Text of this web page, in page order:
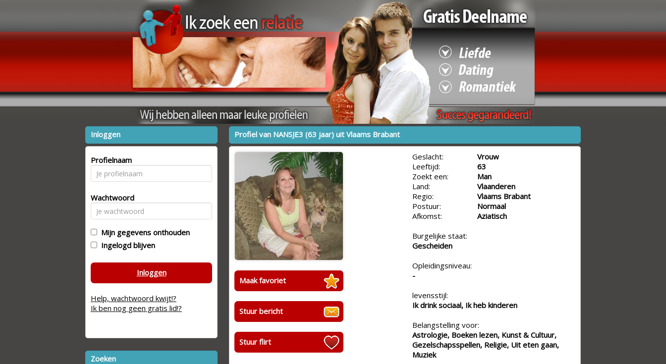
Profiel van NANSJE3 (63 jaar) uit Vlaams Brabant
Maak favoriet
Stuur bericht
Stuur flirt
Geslacht:
Vrouw
Leeftijd:
63
Zoekt een:
Man
Land:
Vlaanderen
Regio:
Vlaams Brabant
Postuur:
Normaal
Afkomst:
Aziatisch
Burgelijke staat:
Gescheiden
Opleidingsniveau:
-
levensstijl:
Ik drink sociaal, Ik heb kinderen
Belangstelling voor:
Astrologie, Boeken lezen, Kunst & Cultuur,
Gezelschapsspellen, Religie, Uit eten gaan,
Muziek
Inloggen
Profielnaam
Wachtwoord
Mijn gegevens onthouden
Ingelogd blijven
Inloggen
Help, wachtwoord kwijt!?
Ik ben nog geen gratis lid!?
Zoeken